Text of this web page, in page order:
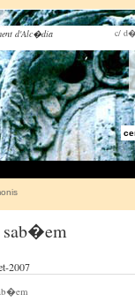
d'Alc�dia c/
sab�em
2007